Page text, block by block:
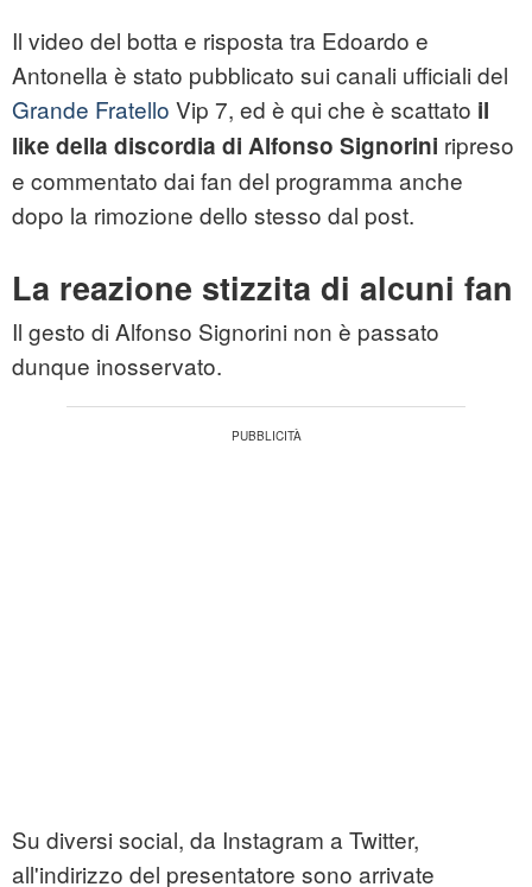
Il video del botta e risposta tra Edoardo e
Antonella è stato pubblicato sui canali ufficiali del
Grande Fratello Vip 7, ed è qui che è scattato il
like della discordia di Alfonso Signorini ripreso
e commentato dai fan del programma anche
dopo la rimozione dello stesso dal post.
La reazione stizzita di alcuni fan
Il gesto di Alfonso Signorini non è passato
dunque inosservato.
Su diversi social, da Instagram a Twitter,
all'indirizzo del presentatore sono arrivate